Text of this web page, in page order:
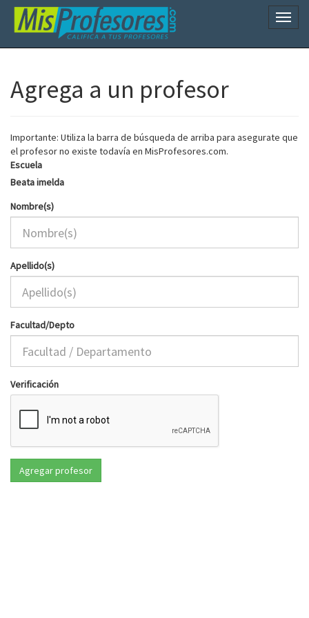
Agrega a un profesor
Importante: Utiliza la barra de búsqueda de arriba para asegurate que
el profesor no existe todavía en MisProfesores.com.
Escuela
Beata imelda
Nombre(s)
Apellido(s)
Facultad/Depto
Verificación